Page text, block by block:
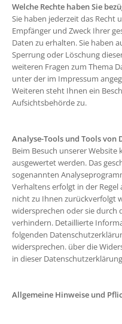
Welche Rechte haben Sie
Sie haben jederzeit das
Empfänger und Zweck Ihrer
Daten zu erhalten. Sie haben
Sperrung oder Löschung
weiteren Fragen zum Thema
unter der im Impressum
Weiteren steht Ihnen ein
Aufsichtsbehörde zu.
Analyse-Tools und Tools
Beim Besuch unserer
ausgewertet werden. Das
sogenannten
Verhaltens erfolgt in der
nicht zu Ihnen zurückverfolgt
widersprechen oder sie
verhindern. Detaillierte
folgenden
widersprechen. über die
in dieser
Allgemeine Hinweise und